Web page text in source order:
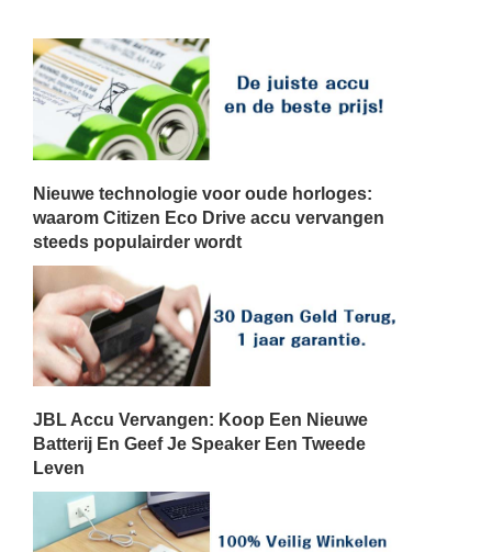
Nieuwe technologie voor oude horloges:
waarom Citizen Eco Drive accu vervangen
steeds populairder wordt
JBL Accu Vervangen: Koop Een Nieuwe
Batterij En Geef Je Speaker Een Tweede
Leven